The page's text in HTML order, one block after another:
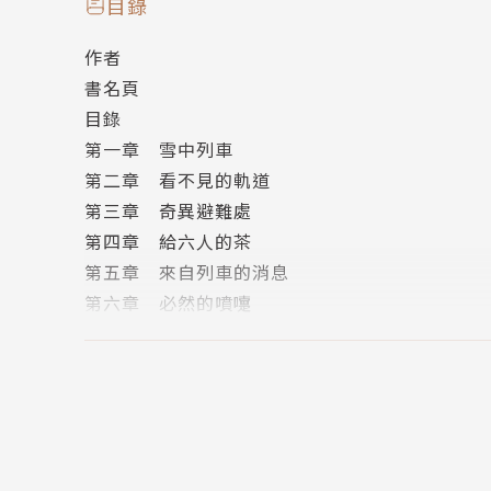
「本書氛圍獨具，從頭精采到尾。眾角色帶著缺
「在無聊的雨天，本書正是我要的良伴。情節別
作者簡介
約瑟．傑佛遜‧法瓊
著有六十餘部犯罪驚悚小說，當年備受讚譽，英
的功力無與倫比。」法瓊如今最知名的作品是《
作者
書名頁
目錄
第一章 雪中列車
第二章 看不見的軌道
第三章 奇異避難處
第四章 給六人的茶
第五章 來自列車的消息
第六章 必然的噴嚏